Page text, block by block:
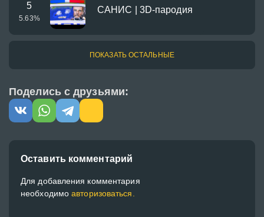
5
5.63%
САНИС | 3D-пародия
ПОКАЗАТЬ ОСТАЛЬНЫЕ
Поделись с друзьями:
Оставить комментарий
Для добавления комментария
необходимоавторизоваться.